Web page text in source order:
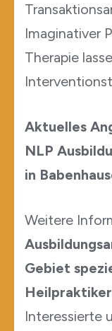
Imaginativer
Therapie
Aktuelles
NLP
in
Weitere
Gebiet
Interessierte